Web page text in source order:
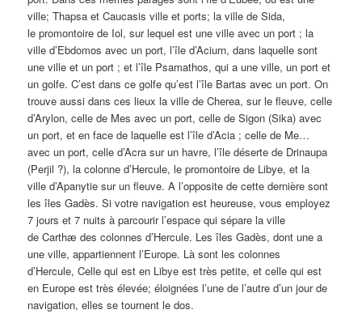
ville; Thapsa et Caucasis ville et ports; la ville de Sida,
le promontoire de Iol, sur lequel est une ville avec un port ; la
ville d’Ebdomos avec un port, l’île d’Aciurn, dans laquelle sont
une ville et un port ; et l’île Psamathos, qui a une ville, un port et
un golfe. C’est dans ce golfe qu’est l’île Bartas avec un port. On
trouve aussi dans ces lieux la ville de Cherea, sur le fleuve, celle
d’Arylon, celle de Mes avec un port, celle de Sigon (Sika) avec
un port, et en face de laquelle est l’île d’Acia ; celle de Me…
avec un port, celle d’Acra sur un havre, l’île déserte de Drinaupa
(Perjil ?), la colonne d’Hercule, le promontoire de Libye, et la
ville d’Apanytie sur un fleuve. A l’opposite de cette dernière sont
les îles Gadès. Si votre navigation est heureuse, vous employez
7 jours et 7 nuits à parcourir l’espace qui sépare la ville
de Carthæ des colonnes d’Hercule. Les îles Gadès, dont une a
une ville, appartiennent l’Europe. Là sont les colonnes
d’Hercule, Celle qui est en Libye est très petite, et celle qui est
en Europe est très élevée; éloignées l’une de l’autre d’un jour de
navigation, elles se tournent le dos.